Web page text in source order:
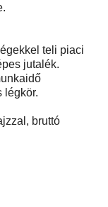
teli piaci
jutalék.
légkör.
bruttó